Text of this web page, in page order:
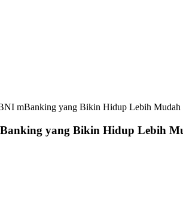
mBanking yang Bikin Hidup Lebih Mudah
yang Bikin Hidup Lebih